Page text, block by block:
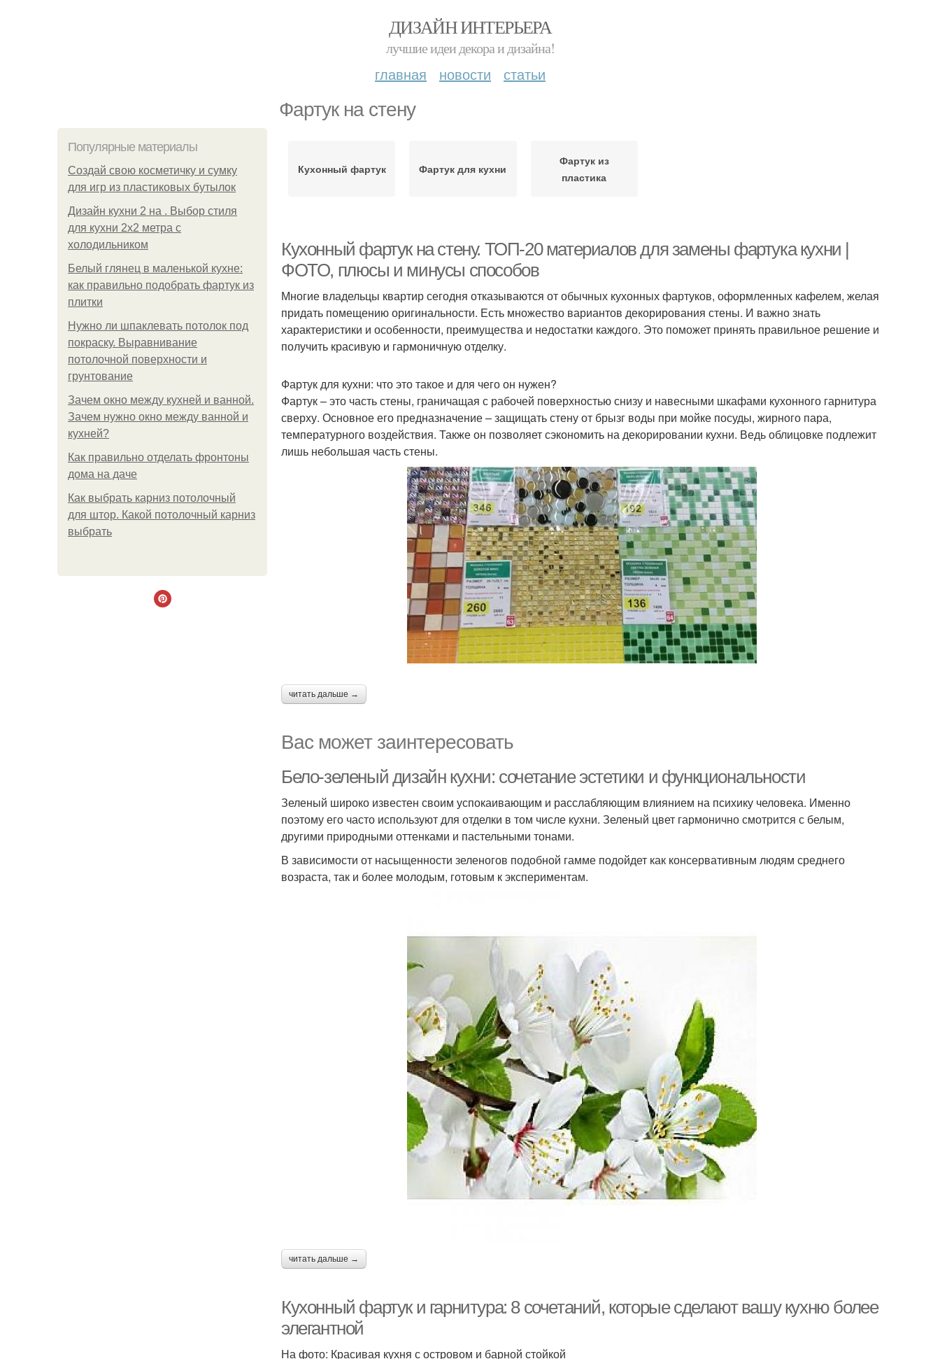
ДИЗАЙН ИНТЕРЬЕРА
лучшие идеи декора и дизайна!
главная новости статьи
Фартук на стену
Популярные материалы
Создай свою косметичку и сумку
для игр из пластиковых бутылок
Дизайн кухни 2 на . Выбор стиля
для кухни 2х2 метра с
холодильником
Белый глянец в маленькой кухне:
как правильно подобрать фартук из
плитки
Нужно ли шпаклевать потолок под
покраску. Выравнивание
потолочной поверхности и
грунтование
Зачем окно между кухней и ванной.
Зачем нужно окно между ванной и
кухней?
Как правильно отделать фронтоны
дома на даче
Как выбрать карниз потолочный
для штор. Какой потолочный карниз
выбрать
Кухонный фартук Фартук для кухни
Фартук из
пластика
Кухонный фартук на стену. ТОП-20 материалов для замены фартука кухни |
ФОТО, плюсы и минусы способов
Многие владельцы квартир сегодня отказываются от обычных кухонных фартуков, оформленных кафелем, желая
придать помещению оригинальности. Есть множество вариантов декорирования стены. И важно знать
характеристики и особенности, преимущества и недостатки каждого. Это поможет принять правильное решение и
получить красивую и гармоничную отделку.
Фартук для кухни: что это такое и для чего он нужен?
Фартук – это часть стены, граничащая с рабочей поверхностью снизу и навесными шкафами кухонного гарнитура
сверху. Основное его предназначение – защищать стену от брызг воды при мойке посуды, жирного пара,
температурного воздействия. Также он позволяет сэкономить на декорировании кухни. Ведь облицовке подлежит
лишь небольшая часть стены.
читать дальше →
Вас может заинтересовать
Бело-зеленый дизайн кухни: сочетание эстетики и функциональности
Зеленый широко известен своим успокаивающим и расслабляющим влиянием на психику человека. Именно
поэтому его часто используют для отделки в том числе кухни. Зеленый цвет гармонично смотрится с белым,
другими природными оттенками и пастельными тонами.
В зависимости от насыщенности зеленогов подобной гамме подойдет как консервативным людям среднего
возраста, так и более молодым, готовым к экспериментам.
читать дальше →
Кухонный фартук и гарнитура: 8 сочетаний, которые сделают вашу кухню более
элегантной
На фото: Красивая кухня с островом и барной стойкой